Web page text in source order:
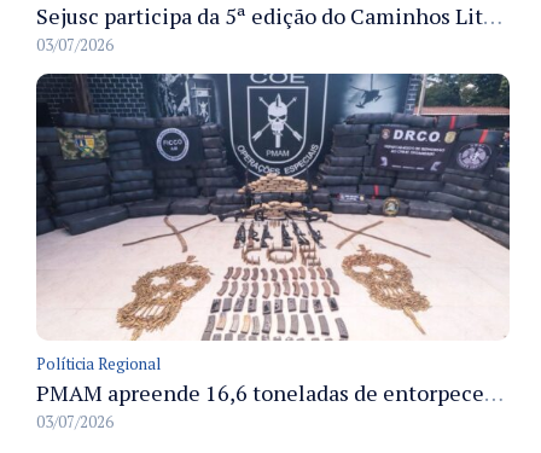
Sejusc participa da 5ª edição do Caminhos Literários com foco na cultura hip-hop nas unidades socioeducativas
03/07/2026
Políticia Regional
PMAM apreende 16,6 toneladas de entorpecentes e registra aumento nas prisões em flagrante e nas capturas de foragidos no primeiro semestre de 2026
03/07/2026